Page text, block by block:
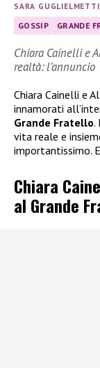
SARA GUGLIELMETTI
GOSSIP GRANDE
Chiara Cainelli e
realtà: l’annuncio
Chiara Cainelli e
innamorati
Grande Fratello.
vita reale e
importantissimo.
Chiara
al Grande